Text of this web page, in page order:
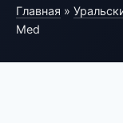
Главная »
Med